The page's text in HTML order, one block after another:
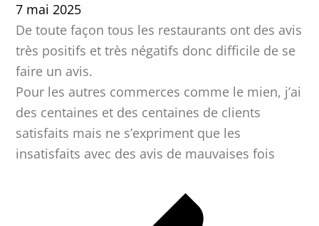
7 mai 2025
De toute façon tous les restaurants ont des avis
très positifs et très négatifs donc difficile de se
faire un avis.
Pour les autres commerces comme le mien, j’ai
des centaines et des centaines de clients
satisfaits mais ne s’expriment que les
insatisfaits avec des avis de mauvaises fois